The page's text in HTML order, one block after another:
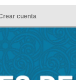
cuenta